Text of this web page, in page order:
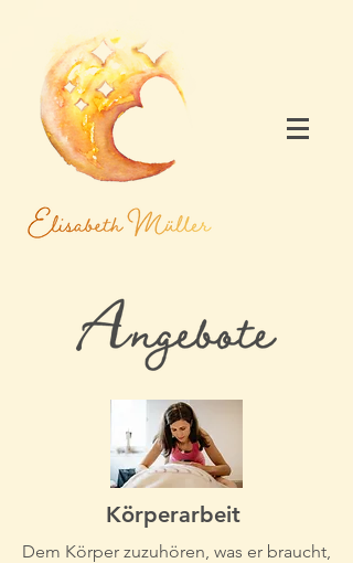
Körperarbeit
Dem Körper zuzuhören, was er braucht,